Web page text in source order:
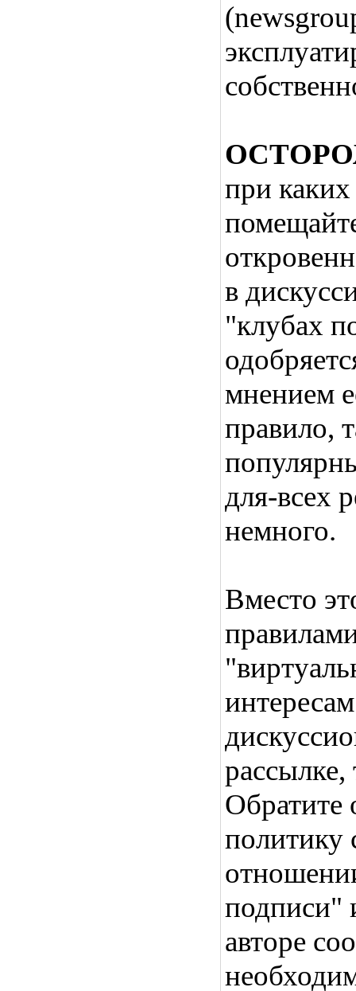
при каких
в
"клубах
мнением
правило,
для-всех
немного.
Вместо
Обратите
политику
подписи"
авторе